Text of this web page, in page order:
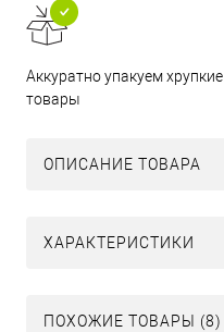
Аккуратно упакуем хрупкие
товары
ОПИСАНИЕ ТОВАРА
ХАРАКТЕРИСТИКИ
ПОХОЖИЕ ТОВАРЫ (8)